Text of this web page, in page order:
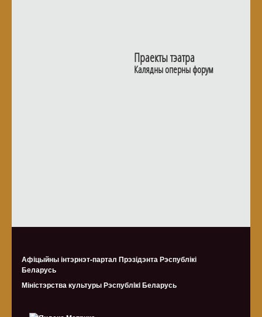
Праекты тэатра
Калядны оперны форум
Афіцыйны інтэрнэт-партал Прэзідэнта Рэспублікі
Беларусь
Міністэрства культуры Рэспублiкi Беларусь